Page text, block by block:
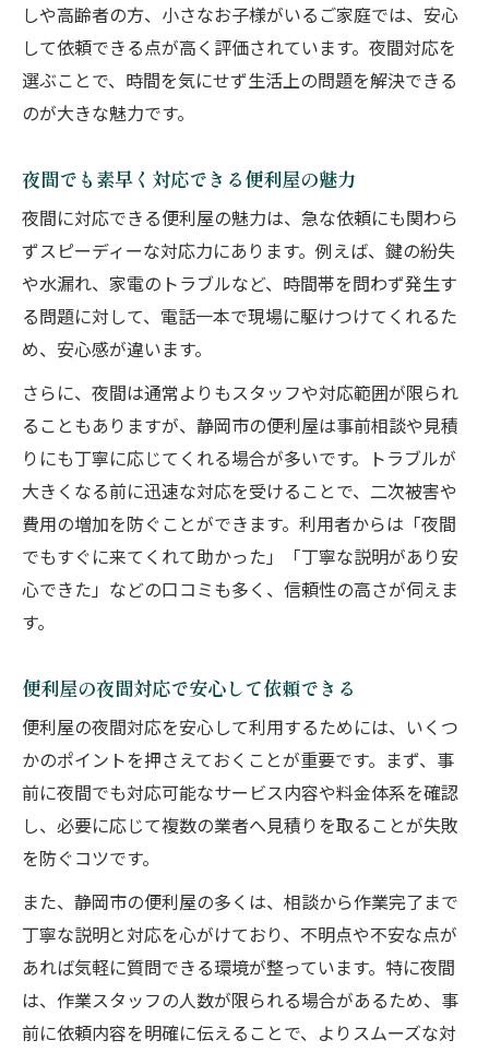
しや高齢者の方、小さなお子様がいるご家庭では、安心
して依頼できる点が高く評価されています。夜間対応を
選ぶことで、時間を気にせず生活上の問題を解決できる
のが大きな魅力です。
夜間でも素早く対応できる便利屋の魅力
夜間に対応できる便利屋の魅力は、急な依頼にも関わら
ずスピーディーな対応力にあります。例えば、鍵の紛失
や水漏れ、家電のトラブルなど、時間帯を問わず発生す
る問題に対して、電話一本で現場に駆けつけてくれるた
め、安心感が違います。
さらに、夜間は通常よりもスタッフや対応範囲が限られ
ることもありますが、静岡市の便利屋は事前相談や見積
りにも丁寧に応じてくれる場合が多いです。トラブルが
大きくなる前に迅速な対応を受けることで、二次被害や
費用の増加を防ぐことができます。利用者からは「夜間
でもすぐに来てくれて助かった」「丁寧な説明があり安
心できた」などの口コミも多く、信頼性の高さが伺えま
す。
便利屋の夜間対応で安心して依頼できる
便利屋の夜間対応を安心して利用するためには、いくつ
かのポイントを押さえておくことが重要です。まず、事
前に夜間でも対応可能なサービス内容や料金体系を確認
し、必要に応じて複数の業者へ見積りを取ることが失敗
を防ぐコツです。
また、静岡市の便利屋の多くは、相談から作業完了まで
丁寧な説明と対応を心がけており、不明点や不安な点が
あれば気軽に質問できる環境が整っています。特に夜間
は、作業スタッフの人数が限られる場合があるため、事
前に依頼内容を明確に伝えることで、よりスムーズな対